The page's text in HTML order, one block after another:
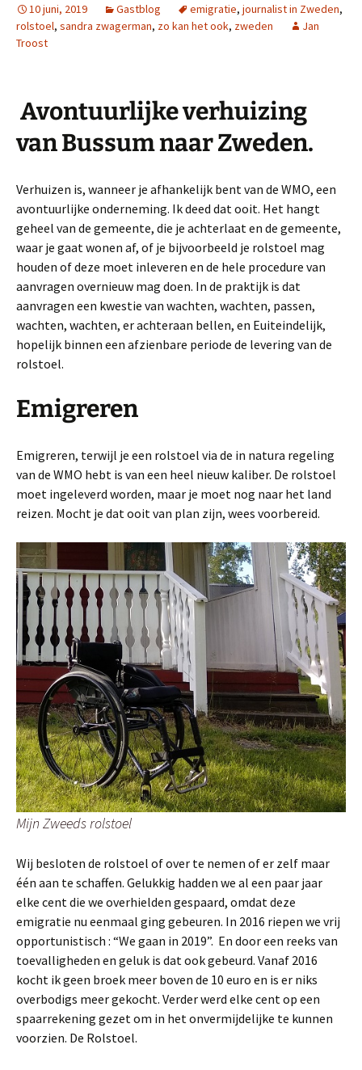
10 juni, 2019 Gastblog emigratie, journalist in Zweden,
rolstoel, sandra zwagerman, zo kan het ook, zweden
Jan
Troost
Avontuurlijke verhuizing
van Bussum naar Zweden.
Verhuizen is, wanneer je afhankelijk bent van de WMO, een
avontuurlijke onderneming. Ik deed dat ooit. Het hangt
geheel van de gemeente, die je achterlaat en de gemeente,
waar je gaat wonen af, of je bijvoorbeeld je rolstoel mag
houden of deze moet inleveren en de hele procedure van
aanvragen overnieuw mag doen. In de praktijk is dat
aanvragen een kwestie van wachten, wachten, passen,
wachten, wachten, er achteraan bellen, en Euiteindelijk,
hopelijk binnen een afzienbare periode de levering van de
rolstoel.
Emigreren
Emigreren, terwijl je een rolstoel via de in natura regeling
van de WMO hebt is van een heel nieuw kaliber. De rolstoel
moet ingeleverd worden, maar je moet nog naar het land
reizen. Mocht je dat ooit van plan zijn, wees voorbereid.
Mijn Zweeds rolstoel
Wij besloten de rolstoel of over te nemen of er zelf maar
één aan te schaffen. Gelukkig hadden we al een paar jaar
elke cent die we overhielden gespaard, omdat deze
emigratie nu eenmaal ging gebeuren. In 2016 riepen we vrij
opportunistisch : “We gaan in 2019”. En door een reeks van
toevalligheden en geluk is dat ook gebeurd. Vanaf 2016
kocht ik geen broek meer boven de 10 euro en is er niks
overbodigs meer gekocht. Verder werd elke cent op een
spaarrekening gezet om in het onvermijdelijke te kunnen
voorzien. De Rolstoel.